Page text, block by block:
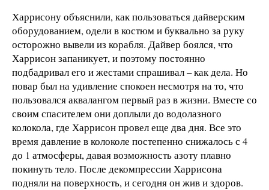
Харрисону объяснили, как пользоваться дайверским
оборудованием, одели в костюм и буквально за руку
осторожно вывели из корабля. Дайвер боялся, что
Харрисон запаникует, и поэтому постоянно
подбадривал его и жестами спрашивал – как дела. Но
повар был на удивление спокоен несмотря на то, что
пользовался аквалангом первый раз в жизни. Вместе со
своим спасителем они доплыли до водолазного
колокола, где Харрисон провел еще два дня. Все это
время давление в колоколе постепенно снижалось с 4
до 1 атмосферы, давая возможность азоту плавно
покинуть тело. После декомпрессии Харрисона
подняли на поверхность, и сегодня он жив и здоров.